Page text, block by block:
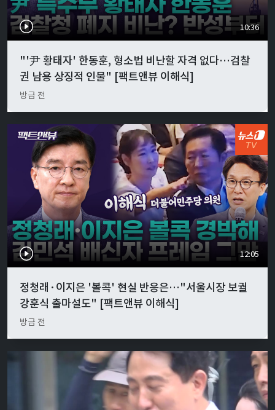
10:36
"'尹 황태자' 한동훈, 형소법 비난할 자격 없다…검찰
권 남용 상징적 인물" [팩트앤뷰 이해식]
방금 전
12:05
정청래·이지은 '볼콕' 현실 반응은…"서울시장 보궐
강훈식 출마설도" [팩트앤뷰 이해식]
방금 전